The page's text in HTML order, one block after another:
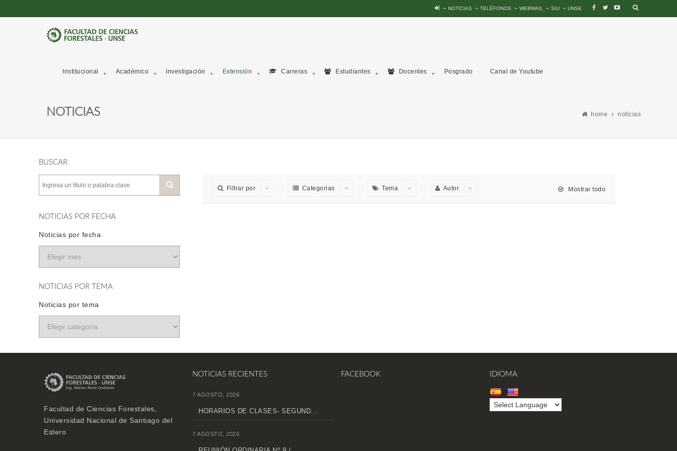
NOTICIAS TELÉFONOS WEBMAIL SIU UNSE
Institucional Académico Investigación Extensión Carreras Estudiantes Docentes Posgrado Canal de Youtube
NOTICIAS home noticias
BUSCAR
NOTICIAS POR FECHA
Noticias por fecha
NOTICIAS POR TEMA
Noticias por tema
Filtrar por Categorias Tema Autor Mostrar todo
Facultad de Ciencias Forestales,
Universidad Nacional de Santiago del
Estero
NOTICIAS RECIENTES
7 AGOSTO, 2026
HORARIOS DE CLASES- SEGUND...
7 AGOSTO, 2026
FACEBOOK IDIOMA